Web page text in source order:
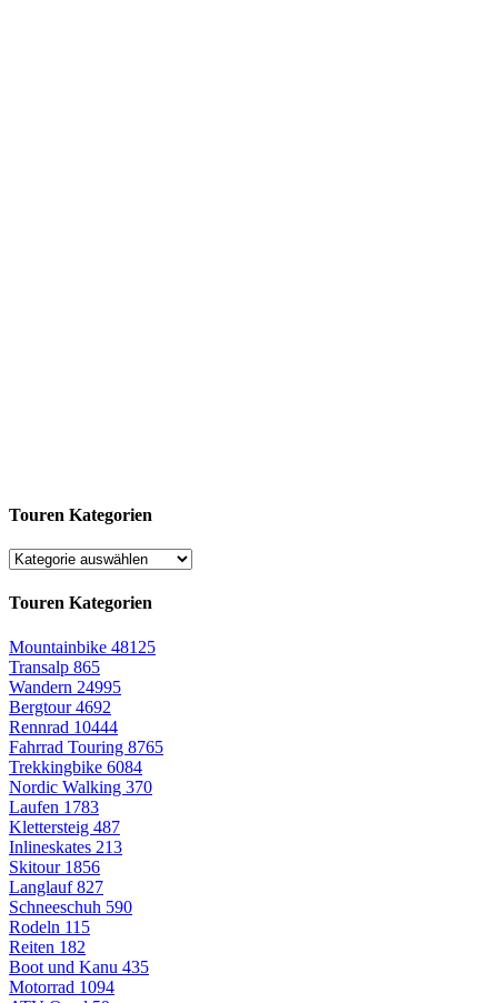
Touren Kategorien
Touren Kategorien
Mountainbike 48125
Transalp 865
Wandern 24995
Bergtour4692
Rennrad 10444
Fahrrad Touring 8765
Trekkingbike 6084
Nordic Walking 370
Laufen 1783
Klettersteig 487
Inlineskates 213
Skitour 1856
Langlauf827
Schneeschuh 590
Rodeln 115
Reiten 182
Boot und Kanu 435
Motorrad 1094